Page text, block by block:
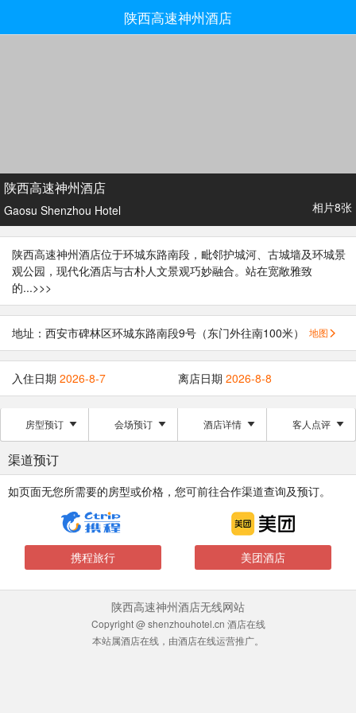
陕西高速神州酒店
陕西高速神州酒店
Gaosu Shenzhou Hotel 相片8张
陕西高速神州酒店位于环城东路南段，毗邻护城河、古城墙及环城景
观公园，现代化酒店与古朴人文景观巧妙融合。站在宽敞雅致
的...>>>
地址：西安市碑林区环城东路南段9号（东门外往南100米） 地图
入住日期 2026-8-7 离店日期 2026-8-8
房型预订 会场预订 酒店详情 客人点评
渠道预订
如页面无您所需要的房型或价格，您可前往合作渠道查询及预订。
携程旅行 美团酒店
陕西高速神州酒店无线网站
Copyright @ shenzhouhotel.cn 酒店在线
本站属酒店在线，由酒店在线运营推广。